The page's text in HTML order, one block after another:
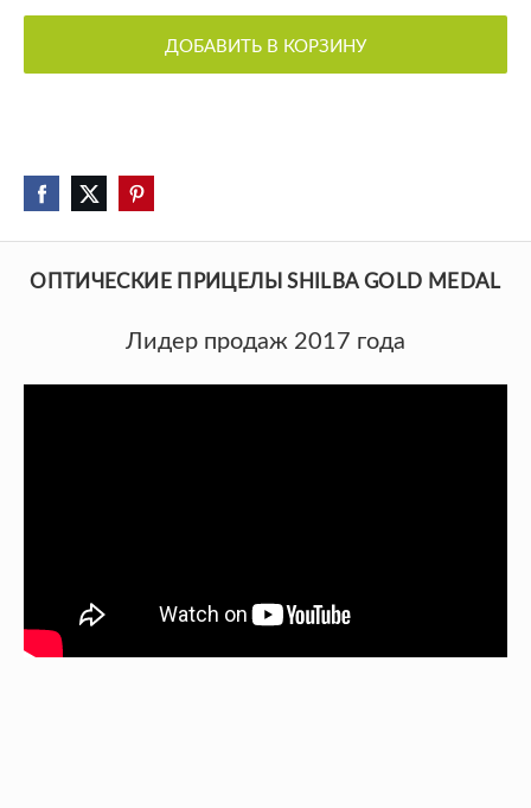
ОПТИЧЕСКИЕ ПРИЦЕЛЫ SHILBA GOLD MEDAL
Лидер продаж 2017 года
ДОБАВИТЬ В КОРЗИНУ